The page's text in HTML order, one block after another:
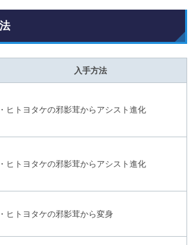
入手方法
・ヒトヨタケの邪影茸からアシスト進化
・ヒトヨタケの邪影茸からアシスト進化
・ヒトヨタケの邪影茸から変身